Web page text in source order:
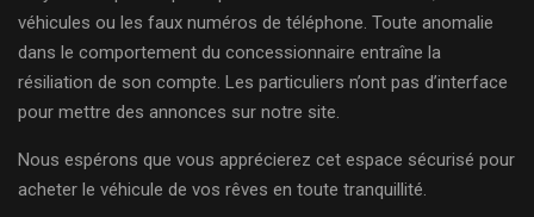
véhicules ou les faux numéros de téléphone. Toute anomalie
dans le comportement du concessionnaire entraîne la
résiliation de son compte. Les particuliers n’ont pas d’interface
pour mettre des annonces sur notre site.
Nous espérons que vous apprécierez cet espace sécurisé pour
acheter le véhicule de vos rêves en toute tranquillité.